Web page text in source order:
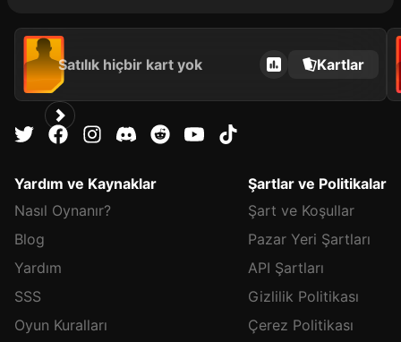
Satılık hiçbir kart yok Kartlar
Yardım ve Kaynaklar
Nasıl Oynanır?
Blog
Yardım
SSS
Oyun Kuralları
Şartlar ve Politikalar
Şart ve Koşullar
Pazar Yeri Şartları
API Şartları
Gizlilik Politikası
Çerez Politikası